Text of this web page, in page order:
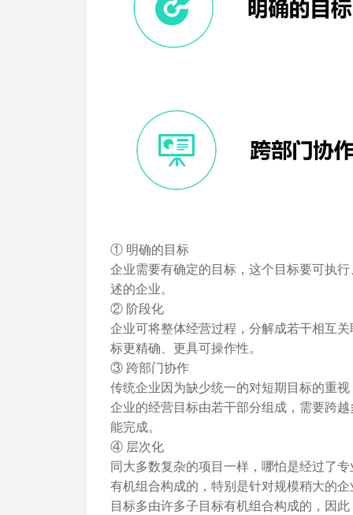
① 明确的目标
企业需要有确定的目标，这个目标要可执
述的企业。
② 阶段化
企业可将整体经营过程，分解成若干相互
标更精确、更具可操作性。
③ 跨部门协作
传统企业因为缺少统一的对短期目标的重
企业的经营目标由若干部分组成，需要跨
能完成。
④ 层次化
同大多数复杂的项目一样，哪怕是经过了
有机组合构成的，特别是针对规模稍大的
目标多由许多子目标有机组合构成的，因